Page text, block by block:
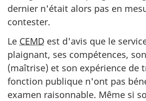
dernier n'était alors pas en
contester.
Le CEMD est d'avis que le
plaignant, ses compétences,
(maîtrise) et son expérience de
fonction publique n'ont pas
examen raisonnable. Même si